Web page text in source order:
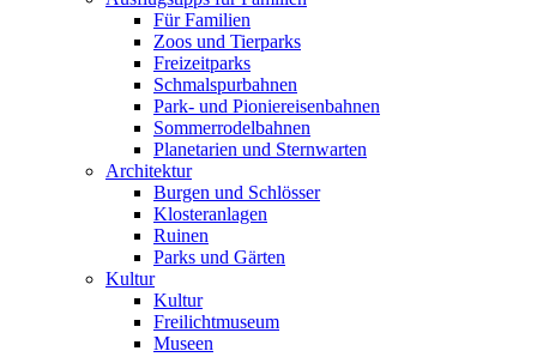
Für Familien
Zoos und Tierparks
Freizeitparks
Schmalspurbahnen
Park- und Pioniereisenbahnen
Sommerrodelbahnen
Planetarien und Sternwarten
Architektur
Burgen und Schlösser
Klosteranlagen
Ruinen
Parks und Gärten
Kultur
Kultur
Freilichtmuseum
Museen